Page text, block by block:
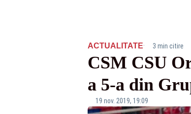
ACTUALITATE· 3 min citire
CSM CSU
a 5-a din
19 nov. 2019, 19:09